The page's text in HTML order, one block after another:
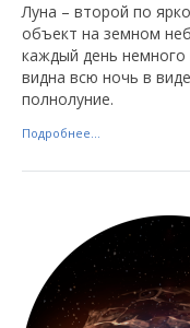
Луна – второй по
объект на земном
каждый день немного
видна всю ночь в
полнолуние.
Подробнее...